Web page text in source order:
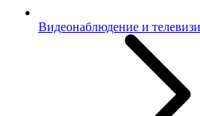
Видеонаблюдение и